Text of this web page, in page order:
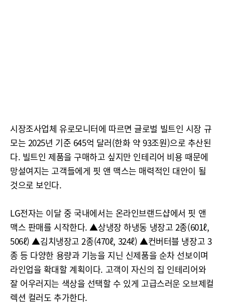
시장조사업체 유로모니터에 따르면 글로벌 빌트인 시장 규
모는 2025년 기준 645억 달러(한화 약 93조원)으로 추산된
다. 빌트인 제품을 구매하고 싶지만 인테리어 비용 때문에
망설여지는 고객들에게 핏 앤 맥스는 매력적인 대안이 될
것으로 보인다.
LG전자는 이달 중 국내에서는 온라인브랜드샵에서 핏 앤
맥스 판매를 시작한다. ▲상냉장 하냉동 냉장고 2종(601ℓ,
506ℓ) ▲김치냉장고 2종(470ℓ, 324ℓ) ▲컨버터블 냉장고 3
종 등 다양한 용량과 기능을 지닌 신제품을 순차 선보이며
라인업을 확대할 계획이다. 고객이 자신의 집 인테리어와
잘 어우러지는 색상을 선택할 수 있게 고급스러운 오브제컬
렉션 컬러도 추가한다.